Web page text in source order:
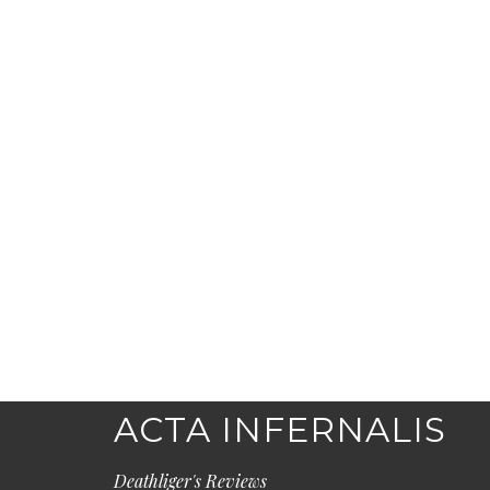
ACTA INFERNALIS
Deathliger's Reviews